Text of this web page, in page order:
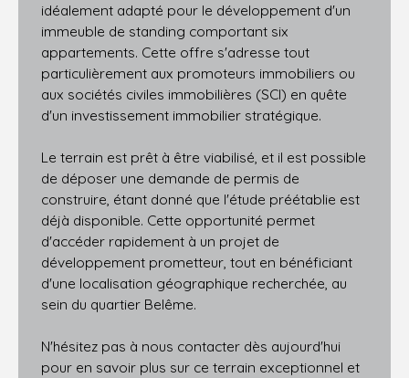
idéalement adapté pour le développement d'un
immeuble de standing comportant six
appartements. Cette offre s'adresse tout
particulièrement aux promoteurs immobiliers ou
aux sociétés civiles immobilières (SCI) en quête
d'un investissement immobilier stratégique.
Le terrain est prêt à être viabilisé, et il est possible
de déposer une demande de permis de
construire, étant donné que l'étude préétablie est
déjà disponible. Cette opportunité permet
d'accéder rapidement à un projet de
développement prometteur, tout en bénéficiant
d'une localisation géographique recherchée, au
sein du quartier Belême.
N'hésitez pas à nous contacter dès aujourd'hui
pour en savoir plus sur ce terrain exceptionnel et